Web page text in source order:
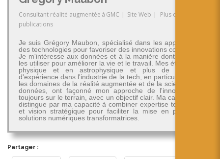
Consultant réalité augmentée à GMC | Site Web |
Plus de
publications
Je suis Grégory Maubon, spécialisé dans les applications
des technologies pour favoriser des innovations concrètes.
Je m'intéresse aux données et à la manière dont on peut
les utiliser pour améliorer la vie et le travail. Mes études en
physique et en astrophysique et plus de 30 ans
d'expérience dans l'industrie de la tech, en particulier dans
les domaines de la réalité augmentée et de la science des
données, ont façonné mon approche de l'innovation -
toujours sur le terrain, avec un objectif clair. Ma carrière se
distingue par ma capacité à combiner expertise technique
et vision stratégique pour faciliter la mise en place de
solutions numériques transformatrices.
Partager :